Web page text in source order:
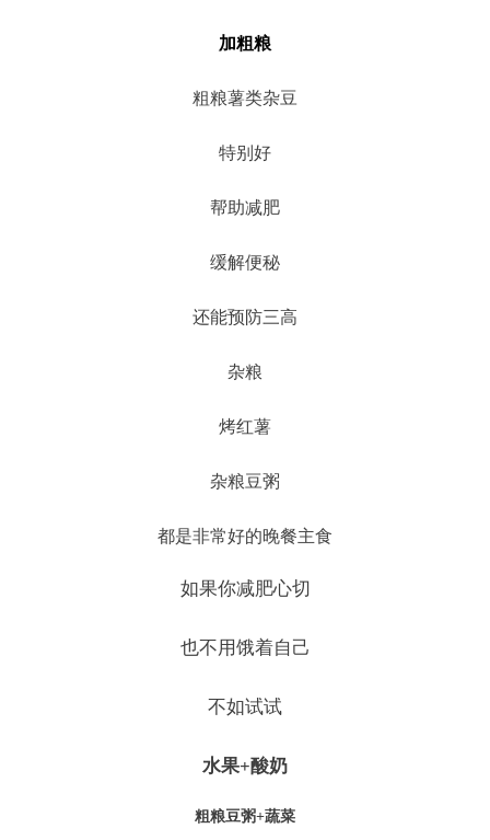
加粗粮
粗粮薯类杂豆
特别好
帮助减肥
缓解便秘
还能预防三高
杂粮
烤红薯
杂粮豆粥
都是非常好的晚餐主食
如果你减肥心切
也不用饿着自己
不如试试
水果+酸奶
粗粮豆粥+蔬菜